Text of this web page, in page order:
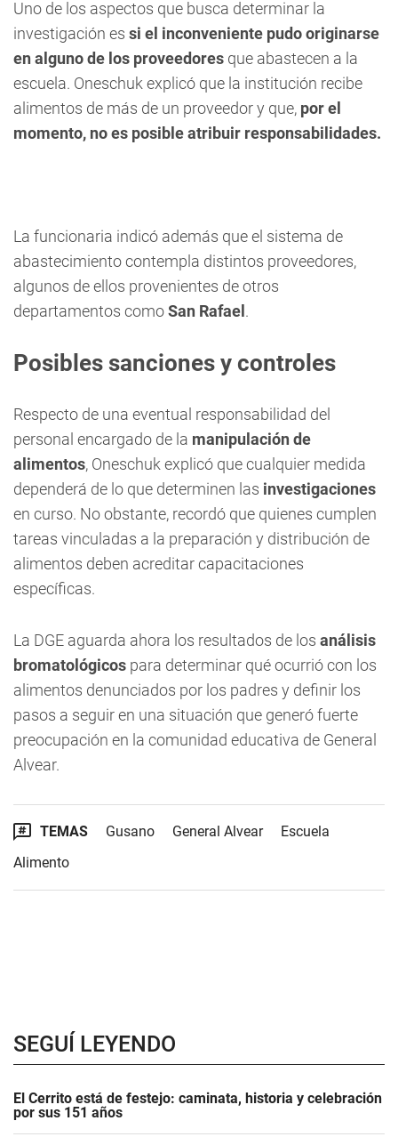
Uno de los aspectos que busca determinar la
investigación es si el inconveniente pudo originarse
en alguno de los proveedores que abastecen a la
escuela. Oneschuk explicó que la institución recibe
alimentos de más de un proveedor y que, por el
momento, no es posible atribuir responsabilidades.
La funcionaria indicó además que el sistema de
abastecimiento contempla distintos proveedores,
algunos de ellos provenientes de otros
departamentos comoSan Rafael .
Posibles sanciones y controles
Respecto de una eventual responsabilidad del
personal encargado de la manipulación de
alimentos, Oneschuk explicó que cualquier medida
dependerá de lo que determinen las investigaciones
en curso. No obstante, recordó que quienes cumplen
tareas vinculadas a la preparación y distribución de
alimentos deben acreditar capacitaciones
específicas.
La DGE aguarda ahora los resultados de los análisis
bromatológicos para determinar qué ocurrió con los
alimentos denunciados por los padres y definir los
pasos a seguir en una situación que generó fuerte
preocupación en la comunidad educativa de General
Alvear.
TEMAS Gusano General Alvear
Escuela
Alimento
SEGUÍ LEYENDO
El Cerrito está de festejo: caminata, historia y celebración
por sus 151 años